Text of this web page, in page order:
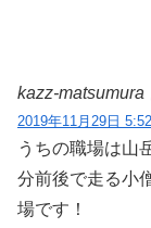
kazz-matsumura
2019年11月29日
うちの職場は山
分前後で走る小
場です！